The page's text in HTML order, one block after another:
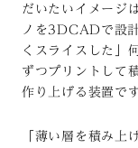
だいたいイメージ
ノを3DCADで設
くスライスした」
ずつプリントして
作り上げる装置です
「薄い層を積み上